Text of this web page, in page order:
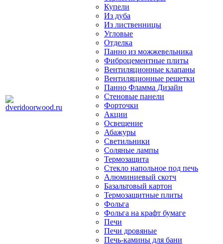
Купели
Из дуба
Из лиственницы
Угловые
Отделка
Панно из можжевельника
Фиброцементные плиты
Вентиляционные клапаны
Вентиляционные решетки
Панно Фламма Дизайн
Стеновые панели
Форточки
Акции
Освещение
Абажуры
Светильники
Соляные лампы
Термозащита
Стекло напольное под печь
Алюминиевый скотч
Базальтовый картон
Термозащитные плиты
Фольга
Фольга на крафт бумаге
Печи
Печи дровяные
Печь-камины для бани